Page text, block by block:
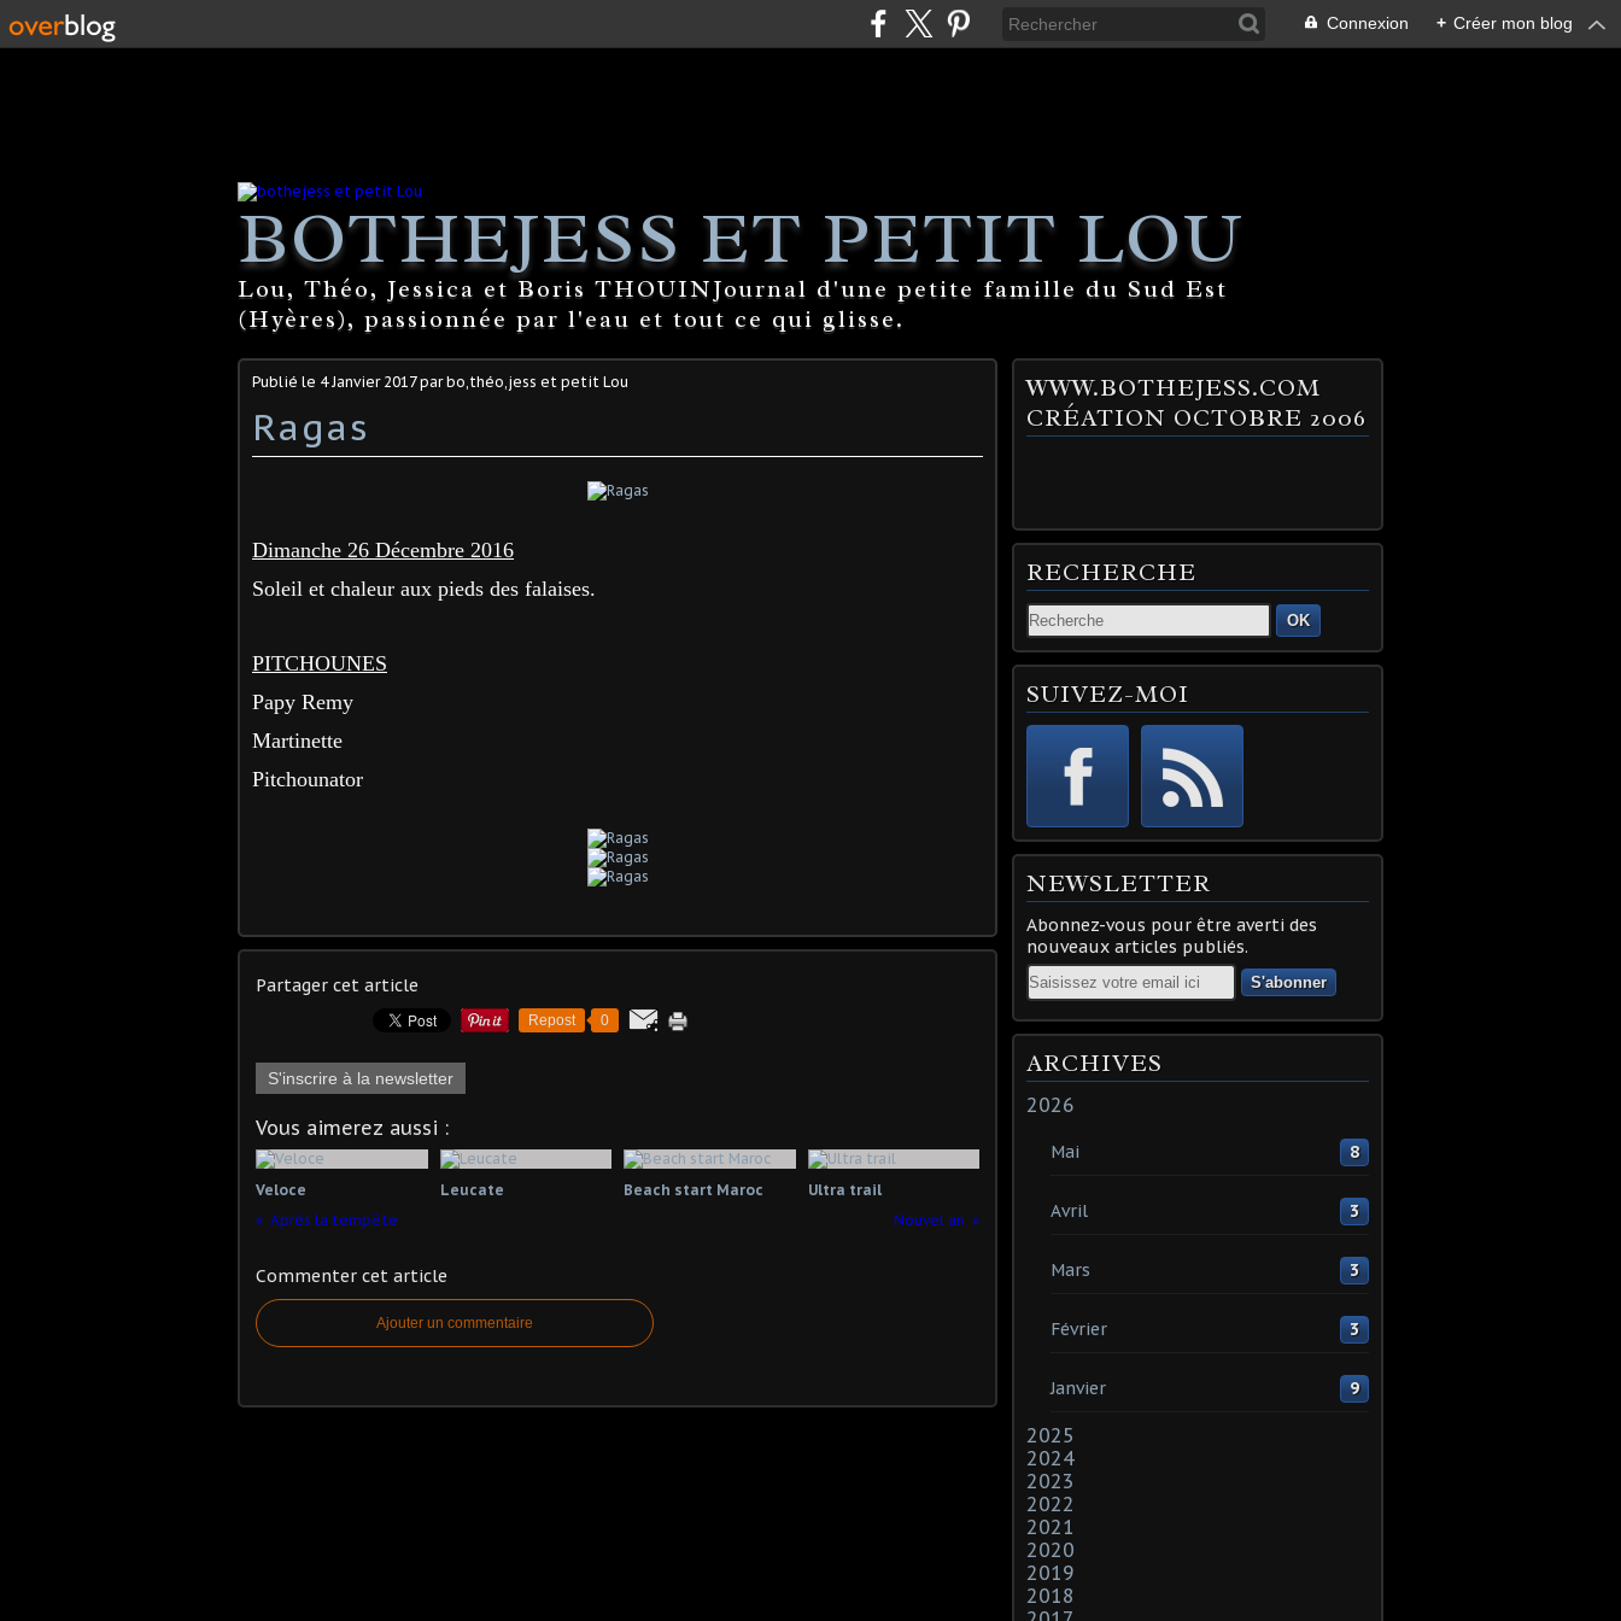
Connexion + Créer mon blog
BOTHEJESS ET PETIT LOU
Lou, Théo, Jessica et Boris THOUINJournal d'une petite famille du Sud Est
(Hyères), passionnée par l'eau et tout ce qui glisse.
Publié le 4 Janvier 2017par bo,théo,jess et petit Lou
Ragas
Dimanche 26 Décembre 2016
Soleil et chaleur aux pieds des falaises.
PITCHOUNES
Papy Remy
Martinette
Pitchounator
Partager cet article
Repost 0
S'inscrire à la newsletter
Vous aimerez aussi :
Veloce Leucate Beach start Maroc
Ultra trail
Après la tempête
Nouvel an
Commenter cet article
Ajouter un commentaire
WWW.BOTHEJESS.COM
CRÉATION OCTOBRE 2006
RECHERCHE
OK
SUIVEZ-MOI
NEWSLETTER
Abonnez-vous pour être averti des
nouveaux articles publiés.
Email
ARCHIVES
2026
Mai 8
Avril 3
Mars 3
Février 3
Janvier 9
2025
2024
2023
2022
2021
2020
2019
2018